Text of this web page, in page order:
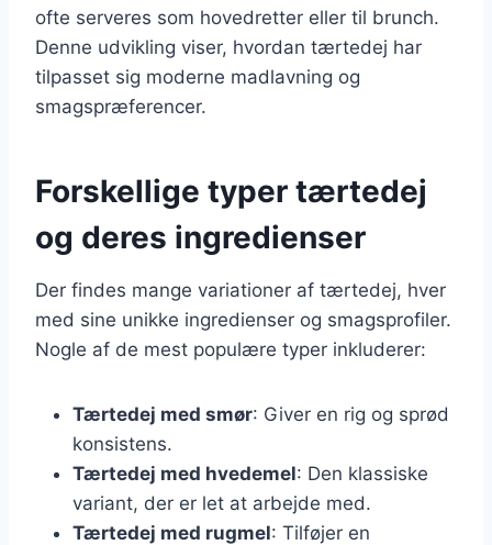
ofte serveres som hovedretter eller til brunch.
Denne udvikling viser, hvordan tærtedej har
tilpasset sig moderne madlavning og
smagspræferencer.
Forskellige typer tærtedej
og deres ingredienser
Der findes mange variationer af tærtedej, hver
med sine unikke ingredienser og smagsprofiler.
Nogle af de mest populære typer inkluderer:
Tærtedej med smør: Giver en rig og sprød
konsistens.
Tærtedej med hvedemel: Den klassiske
variant, der er let at arbejde med.
Tærtedej med rugmel: Tilføjer en